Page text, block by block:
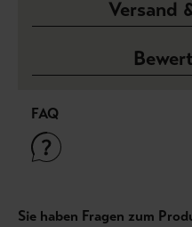
Versand
FAQ
Sie haben Fragen zum